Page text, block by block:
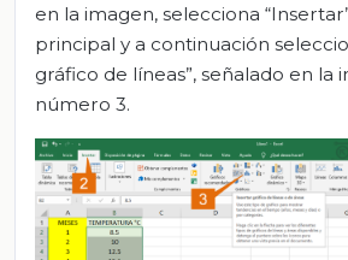
en la imagen, selecciona
principal y a continuación
gráfico de líneas”, señalado en la
número 3.